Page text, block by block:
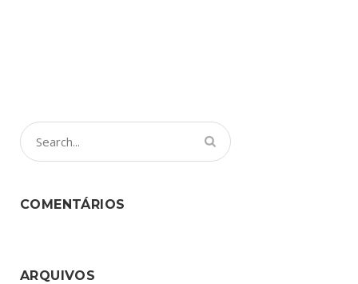
COMENTÁRIOS
ARQUIVOS